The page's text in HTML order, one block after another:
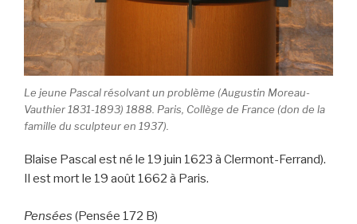
Le jeune Pascal résolvant un problème (Augustin Moreau-
Vauthier 1831-1893) 1888. Paris, Collège de France (don de la
famille du sculpteur en 1937).
Blaise Pascal est né le 19 juin 1623 à Clermont-Ferrand).
Il est mort le 19 août 1662 à Paris.
Pensées (Pensée 172 B)